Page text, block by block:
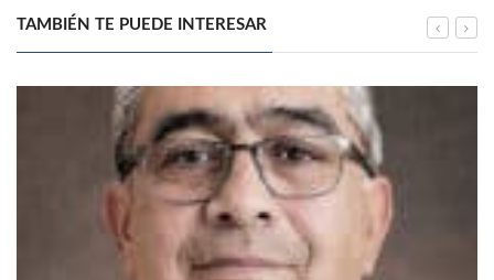
TAMBIÉN TE PUEDE INTERESAR